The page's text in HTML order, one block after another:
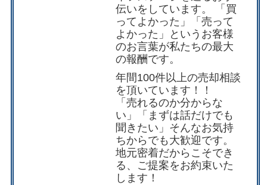
伝いをしています。 「買
ってよかった」「売って
よかった」というお客様
のお言葉が私たちの最大
の報酬です。
年間100件以上の売却相談
を頂いています！！
「売れるのか分からな
い」「まずは話だけでも
聞きたい」そんなお気持
ちからでも大歓迎です。
地元密着だからこそでき
る、ご提案をお約束いた
します！